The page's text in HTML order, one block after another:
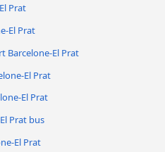
Prat
El Prat
Barcelone-El Prat
El Prat
El Prat
Prat bus
El Prat